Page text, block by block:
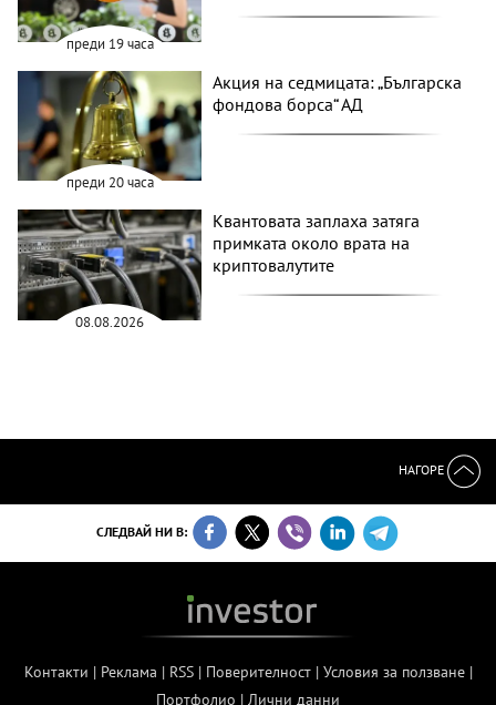
преди 19 часа
преди 20 часа
Акция на седмицата: „Българска
фондова борса“ АД
08.08.2026
Квантовата заплаха затяга
примката около врата на
криптовалутите
НАГОРЕ
СЛЕДВАЙ НИ В:
Контакти | Реклама | RSS| Поверителност| Условия за ползване|
Портфолио | Лични данни